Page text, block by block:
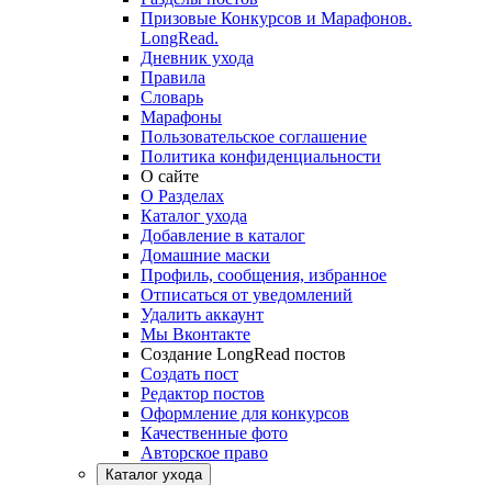
Призовые Конкурсов и Марафонов.
LongRead.
Дневник ухода
Правила
Словарь
Марафоны
Пользовательское соглашение
Политика конфиденциальности
О сайте
О Разделах
Каталог ухода
Добавление в каталог
Домашние маски
Профиль, сообщения, избранное
Отписаться от уведомлений
Удалить аккаунт
Мы Вконтакте
Создание LongRead постов
Создать пост
Редактор постов
Оформление для конкурсов
Качественные фото
Авторское право
Каталог ухода